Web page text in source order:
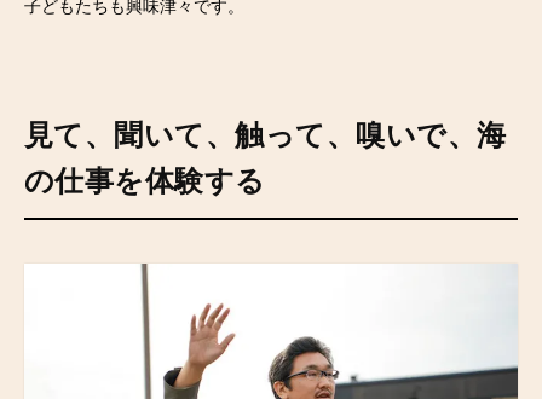
子どもたちも興味津々です。
見て、聞いて、触って、嗅いで、海
の仕事を体験する